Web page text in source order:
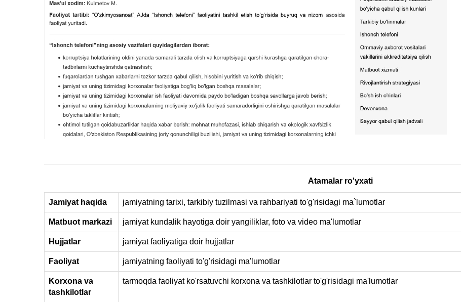
Atamalar ro'yxati
Jamiyat haqida jamiyatning tarixi, tarkibiy tuzilmasi va rahbariyati to'g'risidagi ma`lumotlar
Matbuot markazi jamiyat kundalik hayotiga doir yangiliklar, foto va video ma'lumotlar
Hujjatlar jamiyat faoliyatiga doir hujjatlar
Faoliyat jamiyatning faoliyati to'g'risidagi ma'lumotlar
Korxona va
tashkilotlar
tarmoqda faoliyat ko'rsatuvchi korxona va tashkilotlar to'g'risidagi ma'lumotlar